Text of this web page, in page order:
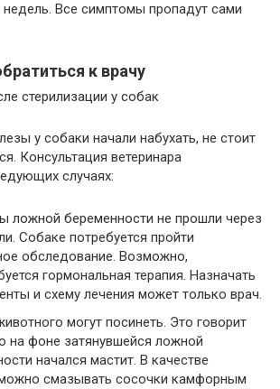
недель. Все симптомы пропадут сами
к врачу
стерилизации у собак
у собаки начали набухать, не стоит
Консультация ветеринара
случаях:
ложной беременности не прошли через
Собаке потребуется пройти
обследование. Возможно,
гормональная терапия. Назначать
и схему лечения может только врач.
могут посинеть. Это говорит
на фоне затянувшейся ложной
начался мастит. В качестве
смазывать сосочки камфорным